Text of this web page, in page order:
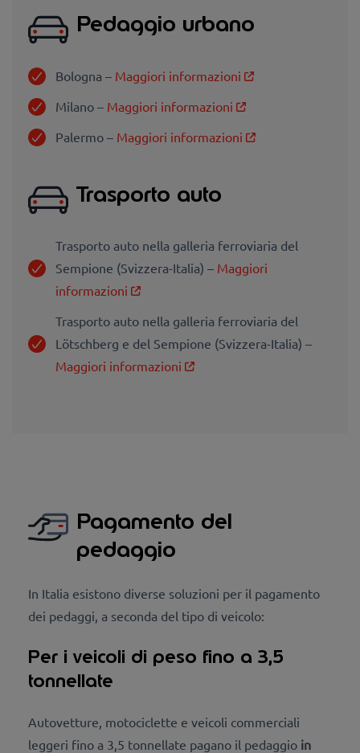
Pedaggio urbano
Bologna – Maggiori informazioni
Milano – Maggiori informazioni
Palermo – Maggiori informazioni
Trasporto auto
Trasporto auto nella galleria ferroviaria del
Sempione (Svizzera-Italia) – Maggiori
informazioni
Trasporto auto nella galleria ferroviaria del
Lötschberg e del Sempione (Svizzera-Italia) –
Maggiori informazioni
Pagamento del
pedaggio
In Italia esistono diverse soluzioni per il pagamento
dei pedaggi, a seconda del tipo di veicolo:
Per i veicoli di peso fino a 3,5
tonnellate
Autovetture, motociclette e veicoli commerciali
leggeri fino a 3,5 tonnellate pagano il pedaggio in